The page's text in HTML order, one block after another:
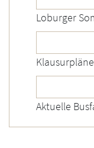
Loburger
Aktuelle